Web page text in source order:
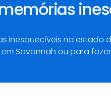
inesquecíveis no estado
Savannah ou para